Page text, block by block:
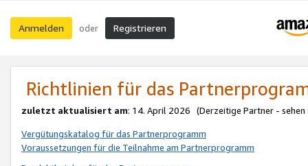
Anmelden oder Registrieren
Richtlinien für das
zuletzt aktualisiert am: 14. April 2026 (Derzeitige Partner - sehen
Vergütungskatalog für das Partnerprogramm
Voraussetzungen für die Teilnahme am Partnerprogramm